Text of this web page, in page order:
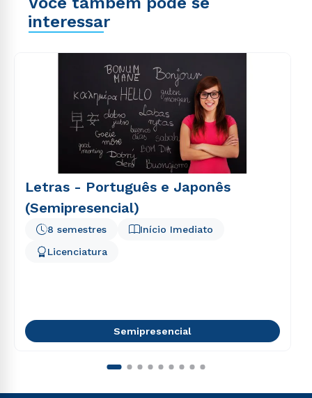
interessar
Letras - Português e Japonês
(Semipresencial)
Início Imediato
8 semestres
Licenciatura
Semipresencial